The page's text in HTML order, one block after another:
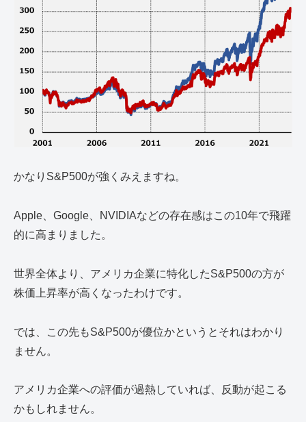
かなりS&P500が強くみえますね。
Apple、Google、NVIDIAなどの存在感はこの10年で飛躍
的に高まりました。
世界全体より、アメリカ企業に特化したS&P500の方が
株価上昇率が高くなったわけです。
では、この先もS&P500が優位かというとそれはわかり
ません。
アメリカ企業への評価が過熱していれば、反動が起こる
かもしれません。